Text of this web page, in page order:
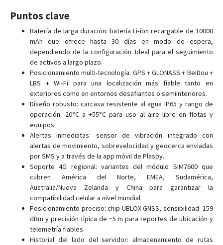
TK750
TK820
TK905
TK910
TK910 4G
TK920
TK970
TK980
TKOBD
TKSTAR
XE108
XE209
XE210
Puntos clave
Batería de larga duración: batería Li‑ion recargable de 10000
mAh que ofrece hasta 30 días en modo de espera,
dependiendo de la configuración. Ideal para el seguimiento
de activos a largo plazo.
Posicionamiento multi-tecnología: GPS + GLONASS + BeiDou +
LBS + Wi‑Fi para una localización más fiable tanto en
exteriores como en entornos desafiantes o semiinteriores.
Diseño robusto: carcasa resistente al agua IP65 y rango de
operación -20°C a +55°C para uso al aire libre en flotas y
equipos.
Alertas inmediatas: sensor de vibración integrado con
alertas de movimiento, sobrevelocidad y geocerca enviadas
por SMS y a través de la app móvil de Plaspy.
Soporte 4G regional: variantes del módulo SIM7600 que
cubren América del Norte, EMEA, Sudamérica,
Australia/Nueva Zelanda y China para garantizar la
compatibilidad celular a nivel mundial.
Posicionamiento preciso: chip UBLOX GNSS, sensibilidad -159
dBm y precisión típica de ~5 m para reportes de ubicación y
telemetría fiables.
Historial del lado del servidor: almacenamiento de rutas